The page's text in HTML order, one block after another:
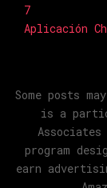
7
Aplicación
Some posts
is a
program
earn